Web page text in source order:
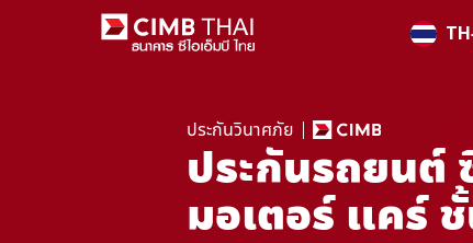
TH
ประกันวินาศภัย
ประกันรถยนต์
มอเตอร์ แคร์